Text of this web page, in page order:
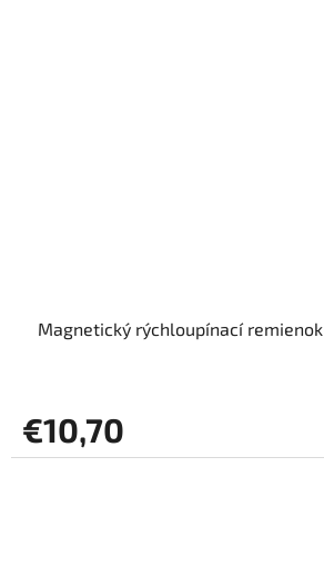
Magnetický rýchloupínací
€10,70